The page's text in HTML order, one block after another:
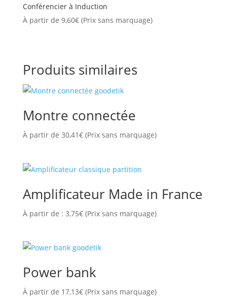
Conférencier à Induction
À partir de 9,60€(Prix sans marquage)
Produits similaires
Montre connectée
À partir de 30,41€(Prix sans marquage)
Amplificateur Made in France
À partir de : 3,75€(Prix sans marquage)
Power bank
À partir de 17,13€(Prix sans marquage)